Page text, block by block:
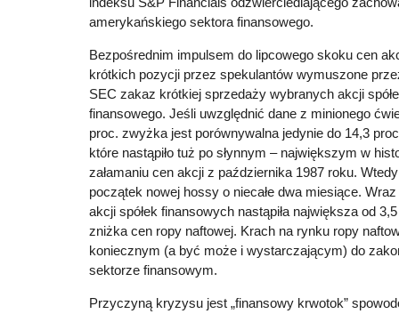
amerykańskiego sektora finansowego.
Bezpośrednim impulsem do lipcowego skoku cen
krótkich pozycji przez spekulantów wymuszone
SEC zakaz krótkiej sprzedaży wybranych akcji
finansowego. Jeśli uwzględnić dane z minionego
proc. zwyżka jest porównywalna jedynie do 14,3
które nastąpiło tuż po słynnym – największym w
załamaniu cen akcji z października 1987 roku. Wtedy
początek nowej hossy o niecałe dwa miesiące.
akcji spółek finansowych nastąpiła największa od
zniżka cen ropy naftowej. Krach na rynku ropy
koniecznym (a być może i wystarczającym) do
sektorze finansowym.
Przyczyną kryzysu jest „finansowy krwotok”